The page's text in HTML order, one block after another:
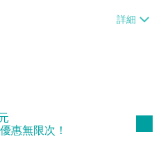
費】、萊爾富取貨付
10件或消費滿$999
惠無限次！